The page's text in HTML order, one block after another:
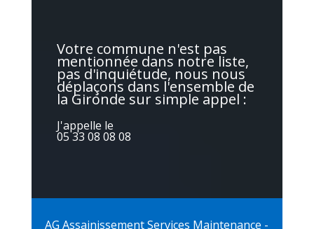
Votre commune n'est pas
mentionnée dans notre liste,
pas d'inquiétude, nous nous
déplaçons dans l'ensemble de
la Gironde sur simple appel :
J'appelle le
05 33 08 08 08
AG Assainissement Services Maintenance -